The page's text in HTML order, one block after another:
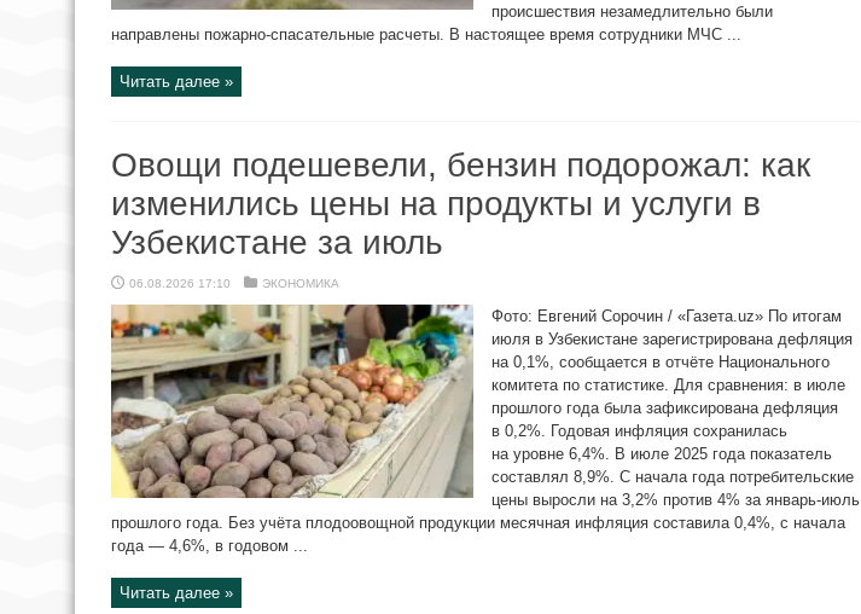
происшествия незамедлительно были
направлены пожарно-спасательные расчеты. В настоящее время сотрудники МЧС ...
Читать далее »
Овощи подешевели, бензин подорожал: как
изменились цены на продукты и услуги в
Узбекистане за июль
06.08.2026 17:10 ЭКОНОМИКА
Фото: Евгений Сорочин / «Газета.uz» По итогам
июля в Узбекистане зарегистрирована дефляция
на 0,1%, сообщается в отчёте Национального
комитета по статистике. Для сравнения: в июле
прошлого года была зафиксирована дефляция
в 0,2%. Годовая инфляция сохранилась
на уровне 6,4%. В июле 2025 года показатель
составлял 8,9%. С начала года потребительские
цены выросли на 3,2% против 4% за январь-июль
прошлого года. Без учёта плодоовощной продукции месячная инфляция составила 0,4%, с начала
года — 4,6%, в годовом ...
Читать далее »